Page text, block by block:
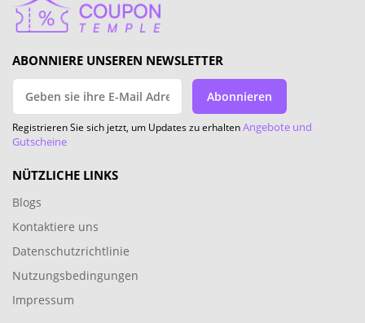
ABONNIERE UNSEREN NEWSLETTER
Abonnieren
Registrieren Sie sich jetzt, um Updates zu erhaltenAngebote und
Gutscheine
NÜTZLICHE LINKS
Blogs
Kontaktiere uns
Datenschutzrichtlinie
Nutzungsbedingungen
Impressum